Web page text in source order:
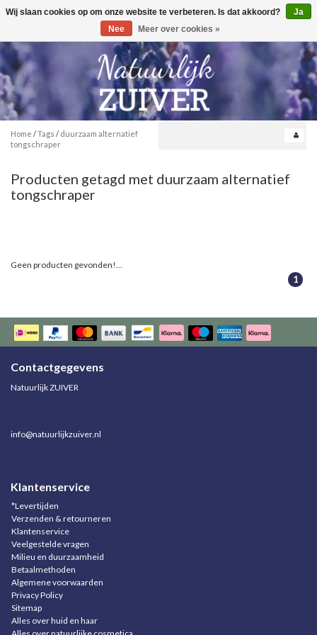
Toggle
0
Home /Tags / duurzaam alternatief
tongschraper
Producten getagd met duurzaam alternatief
tongschraper
Geen producten gevonden!...
1
Contactgegevens
Natuurlijk ZUIVER
info@natuurlijkzuiver.nl
Klantenservice
*Levertijden
Verzenden & retourneren
Klantenservice
Veelgestelde vragen
Milieu en duurzaamheid
Betaalmethoden
Algemene voorwaarden
Privacy Policy
Sitemap
Alles over huid en haar
Wij slaan cookies op om onze website te verbeteren. Is dat akkoord?
Ja
Nee
Meer over cookies »